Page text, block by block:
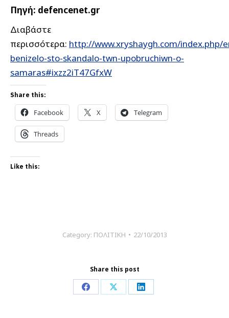
Πηγή: defencenet.gr
Διαβάστε
περισσότερα: http://www.xryshaygh.com/index.php/
benizelo-sto-skandalo-twn-upobruchiwn-o-
samaras#ixzz2iT47GfxW
Share this:
Facebook X Telegram
Threads
Like this:
Category: ΠΟΛΙΤΙΚΗ 22/10/2013
Share this post
Share Share Share